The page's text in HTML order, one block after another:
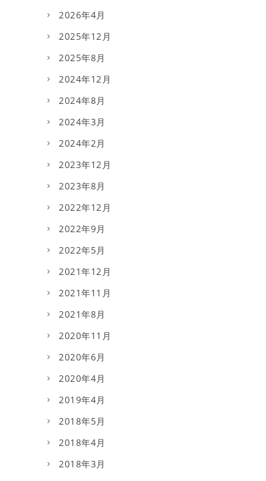
2026年4月
2025年12月
2025年8月
2024年12月
2024年8月
2024年3月
2024年2月
2023年12月
2023年8月
2022年12月
2022年9月
2022年5月
2021年12月
2021年11月
2021年8月
2020年11月
2020年6月
2020年4月
2019年4月
2018年5月
2018年4月
2018年3月